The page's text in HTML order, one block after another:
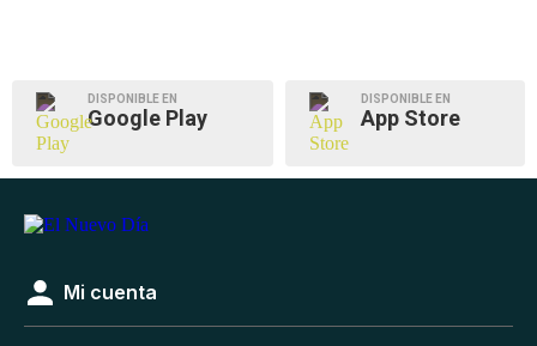
DISPONIBLE EN
Google Play
DISPONIBLE EN
App Store
Mi cuenta